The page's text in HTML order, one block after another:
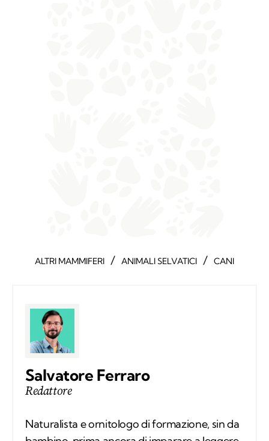
ALTRI MAMMIFERI / ANIMALI SELVATICI / CANI
Salvatore Ferraro
Redattore
Naturalista e ornitologo di formazione, sin da